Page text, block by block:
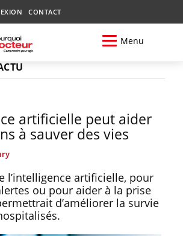
CONTACT
Menu
artificielle peut aider
à sauver des vies
l’intelligence artificielle, pour
ou pour aider à la prise
d’améliorer la survie